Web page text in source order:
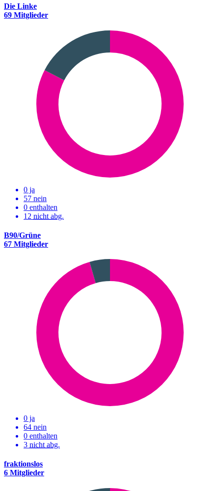
Die Linke
69 Mitglieder
0 ja
57 nein
0 enthalten
12 nicht abg.
B90/Grüne
67 Mitglieder
0 ja
64 nein
0 enthalten
3 nicht abg.
fraktionslos
6 Mitglieder